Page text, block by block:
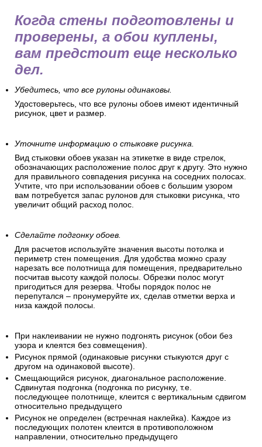
полосы и подготовиться к оклеиванию.
Перед поклейкой обоев
Когда стены подготовлены и
проверены, а обои куплены,
вам предстоит еще несколько
Убедитесь, что все рулоны одинаковы.
Удостоверьтесь, что все рулоны обоев имеют идентичный
рисунок, цвет и размер.
Уточните информацию о стыковке рисунка.
обозначающих расположение полос друг к другу. Это нужно
для правильного совпадения рисунка на соседних полосах.
Учтите, что при использовании обоев с большим узором
вам потребуется запас рулонов для стыковки рисунка, что
увеличит общий расход полос.
Сделайте подгонку обоев.
Для расчетов используйте значения высоты потолка и
нарезать все полотнища для помещения, предварительно
посчитав высоту каждой полосы. Обрезки полос могут
пригодиться для резерва. Чтобы порядок полос не
перепутался – пронумеруйте их, сделав отметки верха и
низа каждой полосы.
При наклеивании не нужно подгонять рисунок (обои без
узора и клеятся без совмещения).
Рисунок прямой (одинаковые рисунки стыкуются друг с
другом на одинаковой высоте).
Смещающийся рисунок, диагональное расположение.